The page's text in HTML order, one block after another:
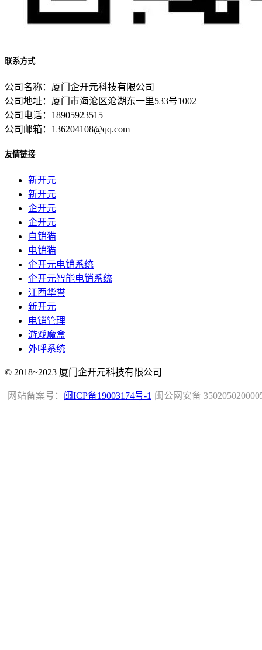
联系方式
公司名称：厦门企开元科技有限公司
公司地址：厦门市海沧区沧湖东一里533号1002
公司电话：18905923515
公司邮箱：136204108@qq.com
友情链接
新开元
新开元
企开元
企开元
自销猫
电销猫
企开元电销系统
企开元智能电销系统
江西华誉
新开元
电销管理
游戏魔盒
外呼系统
© 2018~2023 厦门企开元科技有限公司
闽公网安备
网站备案号： 闽ICP备19003174号-1